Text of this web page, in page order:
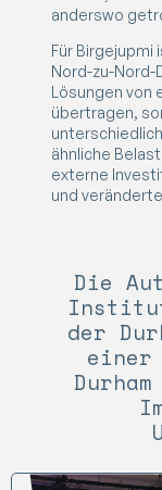
anderswo
Für Birgejupmi
Nord-zu-Nord-
Lösungen von
übertragen,
ähnliche
externe
und
Die
der
einer